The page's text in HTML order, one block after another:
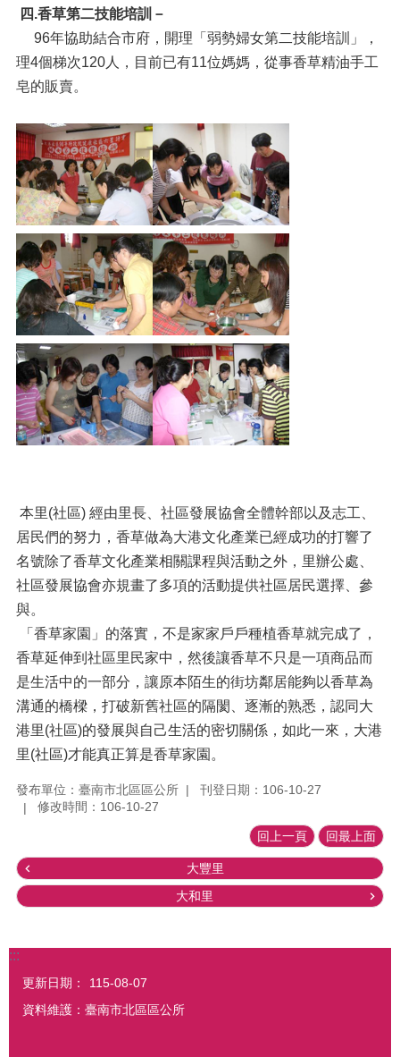
四.香草第二技能培訓－
96年協助結合市府，開理「弱勢婦女第二技能培訓」，
理4個梯次120人，目前已有11位媽媽，從事香草精油手工
皂的販賣。
本里(社區) 經由里長、社區發展協會全體幹部以及志工、
居民們的努力，香草做為大港文化產業已經成功的打響了
名號除了香草文化產業相關課程與活動之外，里辦公處、
社區發展協會亦規畫了多項的活動提供社區居民選擇、參
與。
「香草家園」的落實，不是家家戶戶種植香草就完成了，
香草延伸到社區里民家中，然後讓香草不只是一項商品而
是生活中的一部分，讓原本陌生的街坊鄰居能夠以香草為
溝通的橋樑，打破新舊社區的隔閡、逐漸的熟悉，認同大
港里(社區)的發展與自己生活的密切關係，如此一來，大港
里(社區)才能真正算是香草家園。
發布單位：臺南市北區區公所
刊登日期：106-10-27
修改時間：106-10-27
回上一頁 回最上面
大豐里
大和里
:::
更新日期：
115-08-07
資料維護：臺南市北區區公所